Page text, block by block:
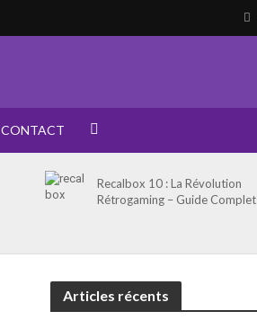
CONTACT
Recalbox 10 : La Révolution
Rétrogaming – Guide Complet
Articles récents